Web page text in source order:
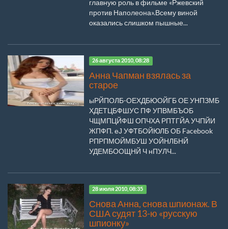
главную роль в фильме «Ржевский
против Наполеона».Всему виной
оказались слишком пышные...
26 августа 2010, 08:28
Анна Чапман взялась за
старое
ыРЙПОЛБ-ОЕХДБЮОЙГБ ОЕ УНПЗМБ
ХДЕТЦБФШУС ПФ УПВМБЪОБ
ЧЩМПЦЙФШ ОПЧХА РПТГЙА УЧПЙИ
ЖПФП. еЈ УФТБОЙЮЛБ ОБ Facebook
РПРПМОЙМБУШ УОЙНЛБНЙ
УДЕМБООЩНЙ Ч нПУЛЧ...
28 июля 2010, 08:35
Снова Анна, снова шпионаж. В
США судят 13-ю «русскую
шпионку»